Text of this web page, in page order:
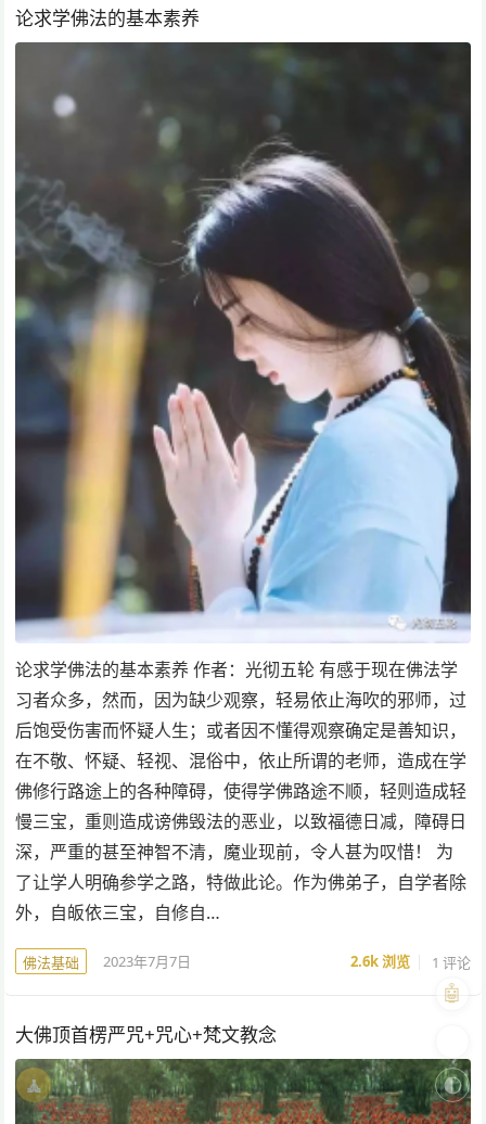
论求学佛法的基本素养
论求学佛法的基本素养 作者：光彻五轮 有感于现在佛法学
习者众多，然而，因为缺少观察，轻易依止海吹的邪师，过
后饱受伤害而怀疑人生；或者因不懂得观察确定是善知识，
在不敬、怀疑、轻视、混俗中，依止所谓的老师，造成在学
佛修行路途上的各种障碍，使得学佛路途不顺，轻则造成轻
慢三宝，重则造成谤佛毁法的恶业，以致福德日减，障碍日
深，严重的甚至神智不清，魔业现前，令人甚为叹惜！ 为
了让学人明确参学之路，特做此论。作为佛弟子，自学者除
外，自皈依三宝，自修自…
佛法基础 2023年7月7日 2.6k浏览 1 评论
大佛顶首楞严咒+咒心+梵文教念
🌓
🧘
🤖